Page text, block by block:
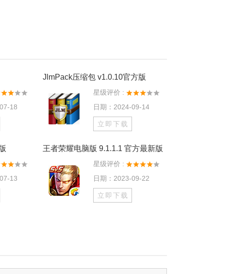
18
JlmPack压缩包 v1.0.10官方版
星级评价 :
日期：2024-09-14
立即下载
13
王者荣耀电脑版 9.1.1.1 官方最新版
星级评价 :
日期：2023-09-22
立即下载